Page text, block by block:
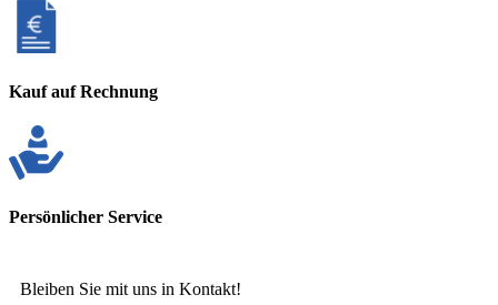
Kauf auf Rechnung
Persönlicher Service
Bleiben Sie mit uns in Kontakt!